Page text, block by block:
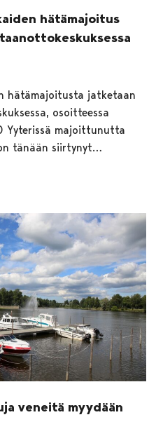
hätämajoitus
hätämajoitusta jatketaan
osoitteessa
Yyterissä majoittunutta
tänään siirtynyt…
veneitä myydään